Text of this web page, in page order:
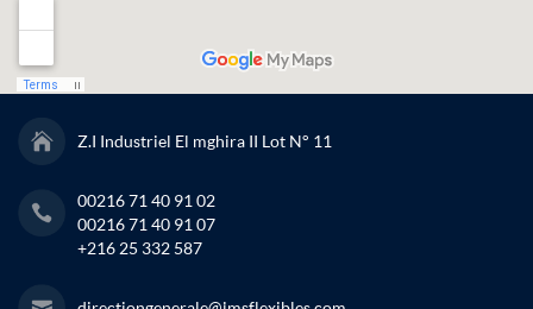
Z.I Industriel El mghira II Lot N° 11
00216 71 40 91 02
00216 71 40 91 07
+216 25 332 587